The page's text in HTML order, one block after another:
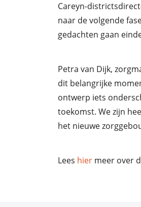
Careyn-
naar de volgende
gedachten gaan
Petra van Dijk,
dit belangrijke
ontwerp iets
toekomst. We zijn
het nieuwe
Lees hier meer over